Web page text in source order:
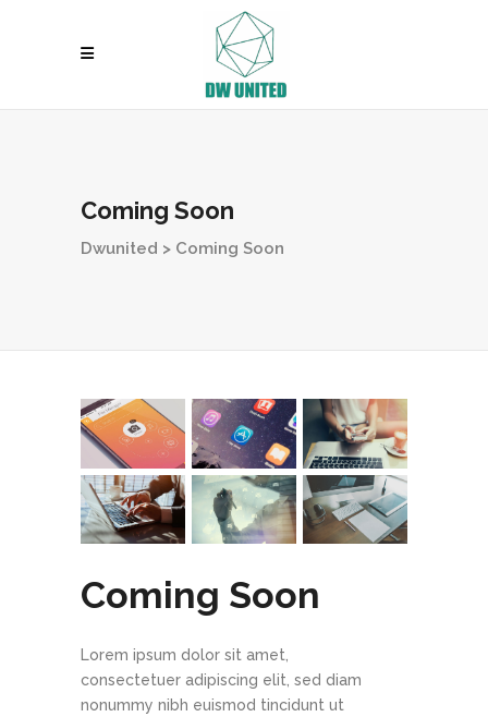
Coming Soon
Dwunited > Coming Soon
Coming Soon
Lorem ipsum dolor sit amet,
consectetuer adipiscing elit, sed diam
nonummy nibh euismod tincidunt ut